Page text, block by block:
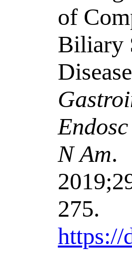
of
Biliary
N Am.
275.
https://